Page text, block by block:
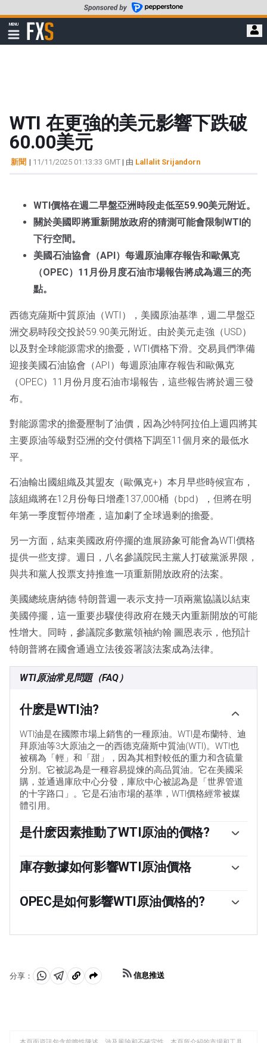
至
要
MENU
顯
示
FXStreet
WTI 在更強的美元影響下跌破
60.00美元
新聞 | 11/11/2025 01:13:33 GMT | 由 Lallalit Srijandorn
WTI價格在週二早盤亞洲時段走低至59.90美元附近。
關於美國即將重新開放政府的猜測可能會限制WTI的
下行空間。
美國石油協會（API）每週原油庫存報告和歐佩克
（OPEC）11月份月度石油市場報告將成為週三的亮
點。
西德克薩斯中質原油（WTI），美國原油基準，週二早盤亞
洲交易時段交投於59.90美元附近。由於美元走強（USD）
以及對全球能源需求的擔憂，WTI價格下滑。交易員們準備
迎接美國石油協會（API）每週原油庫存報告和歐佩克
（OPEC）11月份月度石油市場報告，這些報告將於週三發
布。
對能源需求的擔憂壓制了油價，因為沙特阿拉伯上週四將其
主要原油等級對亞洲的交付價格下調至11個月來的最低水
平。
石油輸出國組織及其盟友（歐佩克+）本月早些時候宣布，
該組織將在12月份每日增產137,000桶（bpd），但將在明
年第一季度暫停增產，這加劇了全球過剩的擔憂。
另一方面，結束美國政府停擺的進展跡象可能會為WTI價格
提供一些支撐。週日，八名參議院民主黨人打破黨派界限，
與共和黨人投票支持推進一項重新開放政府的法案。
美國總統唐納德·特朗普週一表示支持一項兩黨協議以結束
美國停擺，這一重要步驟使得政府在幾天內重新開放的可能
性增大。同時，參議院多數黨領袖約翰·圖恩表示，他預計
特朗普將在國會通過立法後簽署該法案成為法律。
WTI原油常見問題（FAQ）
什麽是WTI油?
WTI油是在國際市場上銷售的一種原油。WTI是布蘭特、迪
拜原油等3大原油之一的西德克薩斯中質油(WTI)。WTI也
被稱為「輕」和「甜」，因為其相對較低的重力和含硫量
分別。它被認為是一種容易提煉的高品質油。它在美國采
購，並通過庫欣中心分發，庫欣中心被認為是「世界管道
的十字路口」。它是石油市場的基準，WTI價格經常被媒
體引用。
是什麽因素推動了WTI原油的價格?
素。因此，全球增長可以成為需求增長的驅動力，反之亦
然，導致全球增長疲軟。政治不穩定、戰爭和製裁可能會
(OPEC)的決定是油價的另一個關鍵驅動因素。美元的價值
庫存數據如何影響WTI原油價格
報告影響著WTI原油的價格。庫存的變化反映了供需的波
動。如果數據顯示庫存下降，則可能表明需求增加，從而
空氣汙染指數的報告每周二發布，環境影響評估報告於周
個政府機構。
OPEC是如何影響WTI原油價格的?
織，每年舉行兩次會議，共同決定成員國的生產配額。他
它會產生相反的效果。「OPEC+」指的是一個擴大後的組
織，新增了10個非OPEC成員國，其中最引人註目的是俄
分享：
分 分 複
信息推送